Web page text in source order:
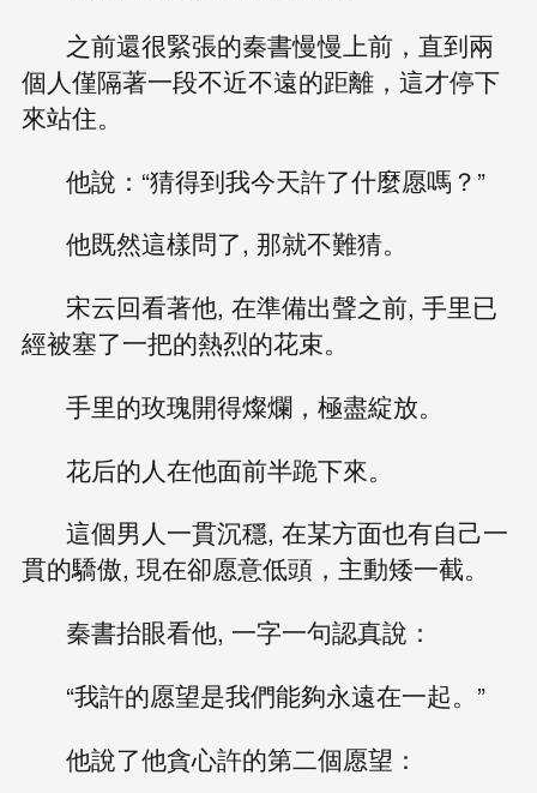
之前還很緊張的秦書慢慢上前，直到兩
個人僅隔著一段不近不遠的距離，這才停下
來站住。
他說：“猜得到我今天許了什麼愿嗎？”
他既然這樣問了, 那就不難猜。
宋云回看著他, 在準備出聲之前, 手里已
經被塞了一把的熱烈的花束。
手里的玫瑰開得燦爛，極盡綻放。
花后的人在他面前半跪下來。
這個男人一貫沉穩, 在某方面也有自己一
貫的驕傲, 現在卻愿意低頭，主動矮一截。
秦書抬眼看他, 一字一句認真說：
“我許的愿望是我們能夠永遠在一起。”
他說了他貪心許的第二個愿望：